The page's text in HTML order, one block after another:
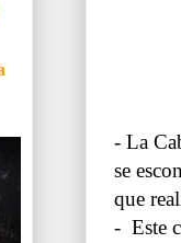
- La
se
que
- Este